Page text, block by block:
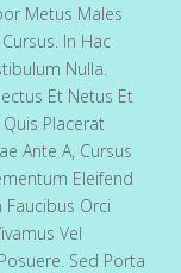
Metus Males
In Hac
Nulla.
Et Netus Et
Placerat
Ante A, Cursus
Eleifend
Faucibus Orci
Vel
Sed Porta